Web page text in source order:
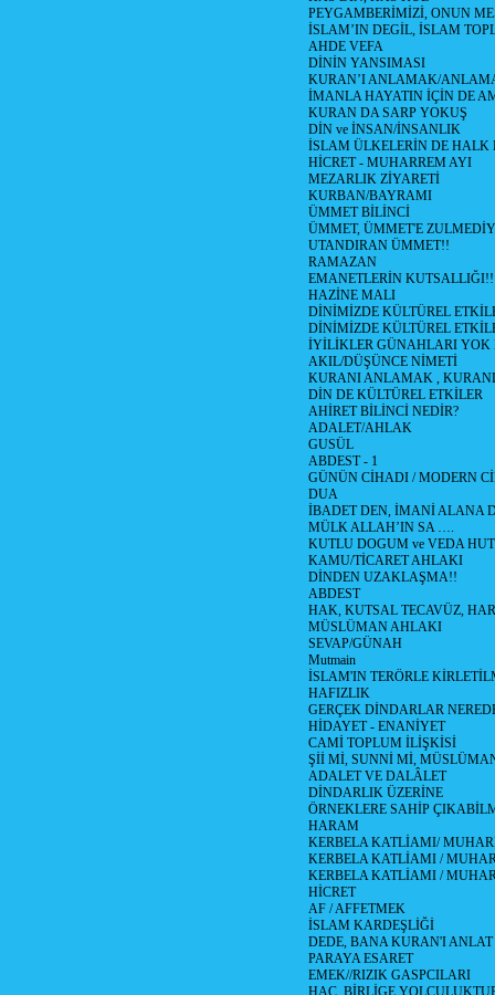
PEYGAMBERİMİZİ, ONUN
İSLAM’IN DEGİL, İSLAM
AHDE VEFA
DİNİN YANSIMASI
KURAN’I ANLAMAK/
İMANLA HAYATIN İÇİN DE
KURAN DA SARP YOKUŞ
DİN ve İNSAN/İNSANLIK
İSLAM ÜLKELERİN DE
HİCRET - MUHARREM AYI
MEZARLIK ZİYARETİ
KURBAN/BAYRAMI
ÜMMET BİLİNCİ
ÜMMET, ÜMMET'E
UTANDIRAN ÜMMET!!
RAMAZAN
EMANETLERİN KUTSALLIĞI!!
HAZİNE MALI
DİNİMİZDE KÜLTÜREL
DİNİMİZDE KÜLTÜREL
İYİLİKLER GÜNAHLARI YOK
AKIL/DÜŞÜNCE NİMETİ
KURANI ANLAMAK ,
DİN DE KÜLTÜREL ETKİLER
AHİRET BİLİNCİ NEDİR?
ADALET/AHLAK
GUSÜL
ABDEST - 1
GÜNÜN CİHADI / MODERN
DUA
İBADET DEN, İMANİ ALANA
MÜLK ALLAH’IN SA ….
KUTLU DOGUM ve VEDA
KAMU/TİCARET AHLAKI
DİNDEN UZAKLAŞMA!!
ABDEST
HAK, KUTSAL TECAVÜZ,
MÜSLÜMAN AHLAKI
SEVAP/GÜNAH
Mutmain
İSLAM'IN TERÖRLE
HAFIZLIK
GERÇEK DİNDARLAR
HİDAYET - ENANİYET
CAMİ TOPLUM İLİŞKİSİ
Şİİ Mİ, SUNNİ Mİ,
ADALET VE DALÂLET
DİNDARLIK ÜZERİNE
ÖRNEKLERE SAHİP
HARAM
KERBELA KATLİAMI/
KERBELA KATLİAMI /
KERBELA KATLİAMI /
HİCRET
AF / AFFETMEK
İSLAM KARDEŞLİĞİ
DEDE, BANA KURAN'I ANLAT
PARAYA ESARET
EMEK//RIZIK GASPCILARI
HAC, BİRLİGE